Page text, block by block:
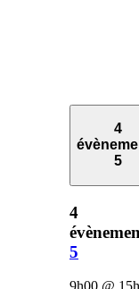
4
5
4
5